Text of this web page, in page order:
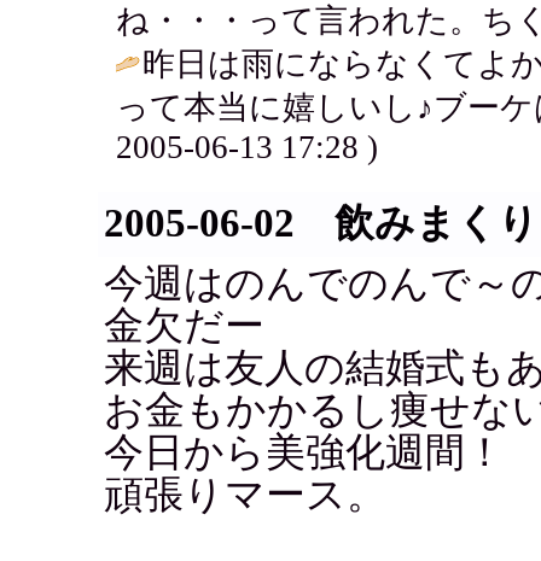
ね・・・って言われた。ち
昨日は雨にならなくてよ
って本当に嬉しいし♪ブー
2005-06-13 17:28 )
2005-06-02 飲みまくり
今週はのんでのんで～
金欠だー
来週は友人の結婚式も
お金もかかるし痩せな
今日から美強化週間！
頑張りマース。